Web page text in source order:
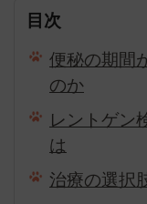
目次
便秘の期間
のか
レントゲン
は
治療の選択